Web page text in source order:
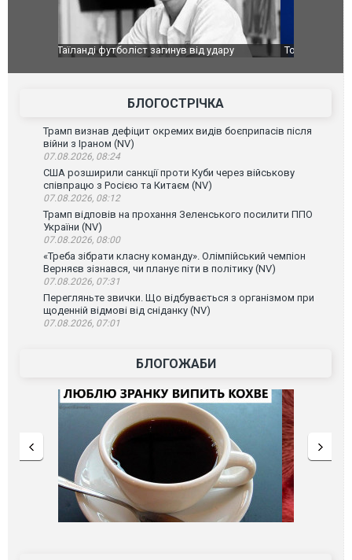
Топпосадовцю Повітряних Сил вручили нову
Сили
атаку.
БЛОГОСТРІЧКА
Трамп визнав дефіцит окремих видів боєприпасів після
війни з Іраном (NV)
07.08.2026, 08:24
США розширили санкції проти Куби через військову
співпрацю з Росією та Китаєм (NV)
07.08.2026, 08:12
Трамп відповів на прохання Зеленського посилити ППО
України (NV)
07.08.2026, 08:00
«Треба зібрати класну команду». Олімпійський чемпіон
Верняєв зізнався, чи планує піти в політику (NV)
07.08.2026, 07:31
Перегляньте звички. Що відбувається з організмом при
щоденній відмові від сніданку (NV)
07.08.2026, 07:01
БЛОГОЖАБИ